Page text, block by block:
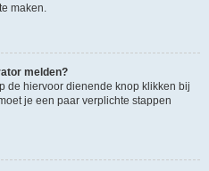
maken.
melden?
de hiervoor dienende knop klikken bij
je een paar verplichte stappen